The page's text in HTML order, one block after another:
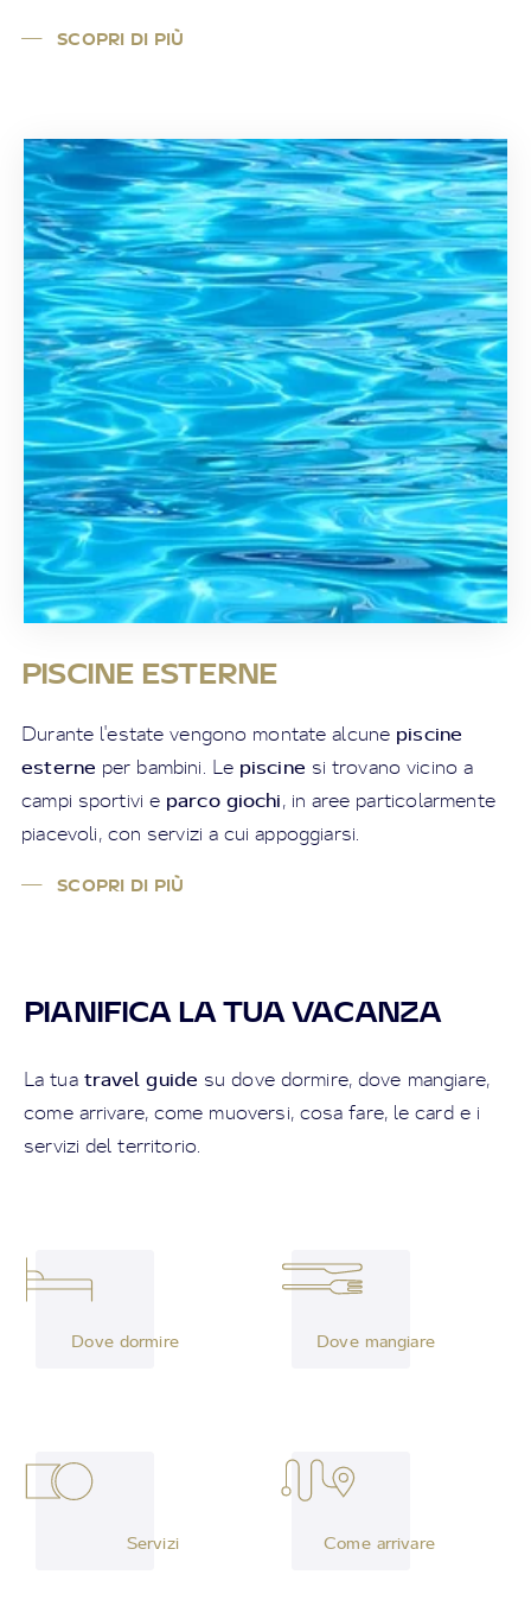
SCOPRI DI PIÙ
PISCINE ESTERNE
Durante l'estate vengono montate alcune piscine
esterne per bambini. Le piscine si trovano vicino a
campi sportivi e parco giochi, in aree particolarmente
piacevoli, con servizi a cui appoggiarsi.
SCOPRI DI PIÙ
PIANIFICA LA TUA VACANZA
La tua travel guide su dove dormire, dove mangiare,
come arrivare, come muoversi, cosa fare, le card e i
servizi del territorio.
Dove dormire Dove mangiare
Servizi Come arrivare